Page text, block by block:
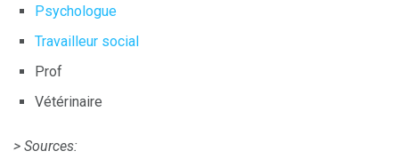
Psychologue
Travailleur social
Prof
Vétérinaire
> Sources: